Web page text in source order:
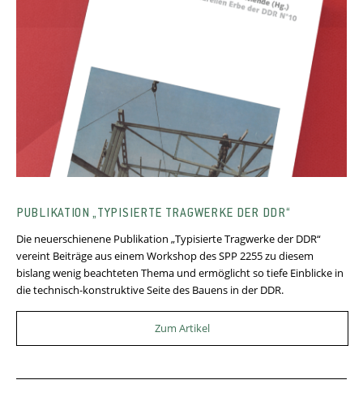
PUBLIKATION „TYPISIERTE TRAGWERKE DER DDR“
Die neuerschienene Publikation „Typisierte Tragwerke der DDR“
vereint Beiträge aus einem Workshop des SPP 2255 zu diesem
bislang wenig beachteten Thema und ermöglicht so tiefe Einblicke in
die technisch-konstruktive Seite des Bauens in der DDR.
Zum Artikel